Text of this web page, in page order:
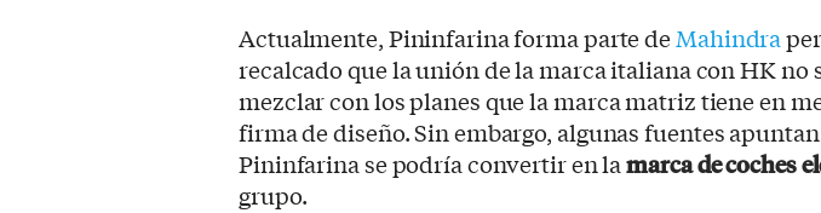
Actualmente, Pininfarina forma parte deMahindra
recalcado que la unión de la marca italiana con HK no
mezclar con los planes que la marca matriz tiene en
firma de diseño. Sin embargo, algunas fuentes
Pininfarina se podría convertir en lamarca de coches
grupo.